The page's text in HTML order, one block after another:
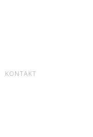
KONTAKT